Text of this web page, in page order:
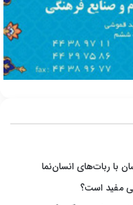
با ربات‌های انسان‌نما
مفید است؟